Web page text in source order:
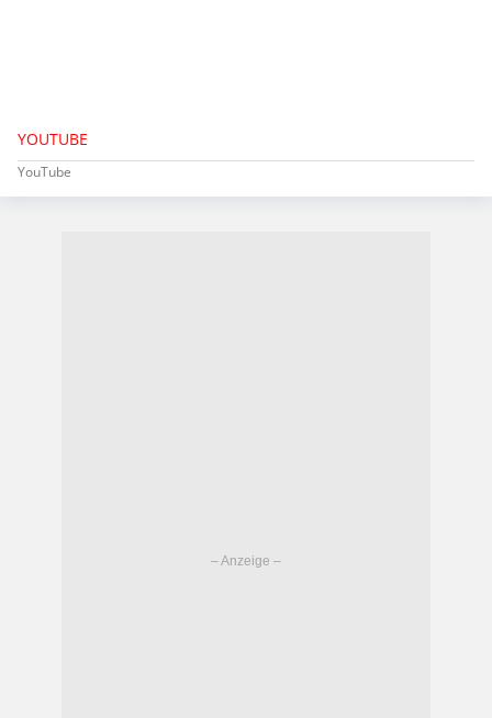
YOUTUBE
YouTube